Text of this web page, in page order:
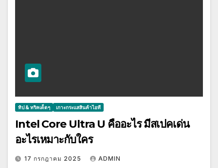
ทิป & ทริคเด็ดๆ เกาะกระแสสินค้าไอที
Intel Core Ultra U คืออะไร มีสเปคเด่น
อะไรเหมาะกับใคร
17 กรกฎาคม 2025 ADMIN